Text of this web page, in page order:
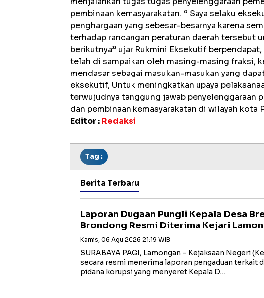
pembinaan kemasyarakatan. “ Saya selaku
penghargaan yang sebesar-besarnya karena
terhadap rancangan peraturan daerah tersebut
berikutnya” ujar Rukmini Eksekutif
telah di sampaikan oleh masing-masing fraksi,
mendasar sebagai masukan-masukan yang
eksekutif, Untuk meningkatkan upaya
terwujudnya tanggung jawab penyelenggaraan
dan pembinaan kemasyarakatan di wilayah
Editor :Redaksi
Tag :
Berita Terbaru
Laporan Dugaan Pungli Kepala Desa
Brondong Resmi Diterima Kejari
Kamis, 06 Agu 2026 21:19 WIB
SURABAYA PAGI, Lamongan – Kejaksaan Negeri
secara resmi menerima laporan pengaduan terkait
pidana korupsi yang menyeret Kepala D…